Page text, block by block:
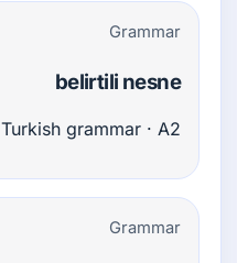
Grammar
belirtili nesne
Turkish grammar · A2
Grammar